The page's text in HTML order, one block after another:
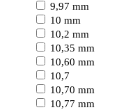
9,97 mm
10 mm
10,2 mm
10,35 mm
10,60 mm
10,7
10,70 mm
10,77 mm